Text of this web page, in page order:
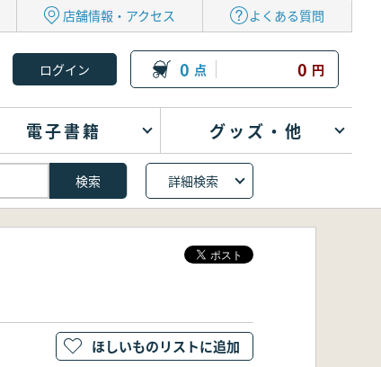
店舗情報・アクセス よくある質問
0 点 0 円
電子書籍 グッズ・他
詳細検索
ほしいものリストに追加